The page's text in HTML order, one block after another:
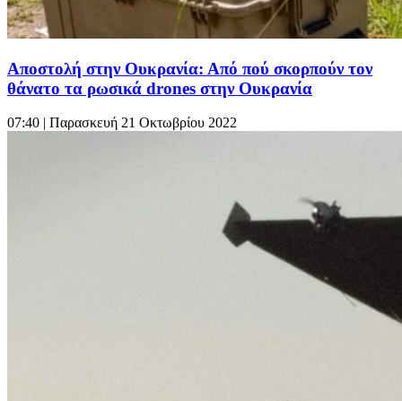
Αποστολή στην Ουκρανία: Από πού σκορπούν τον
θάνατο τα ρωσικά drones στην Ουκρανία
07:40 | Παρασκευή 21 Οκτωβρίου 2022